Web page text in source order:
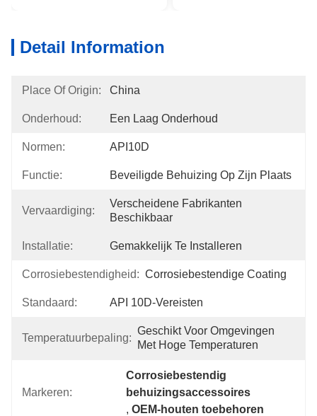
Detail Information
Place Of Origin: China
Onderhoud: Een Laag Onderhoud
Normen: API10D
Functie: Beveiligde Behuizing Op Zijn Plaats
Vervaardiging:
Verscheidene Fabrikanten
Beschikbaar
Installatie: Gemakkelijk Te Installeren
Corrosiebestendigheid: Corrosiebestendige Coating
Standaard: API 10D-Vereisten
Temperatuurbepaling:
Geschikt Voor Omgevingen
Met Hoge Temperaturen
Markeren:
Corrosiebestendig
behuizingsaccessoires
, OEM-houten toebehoren